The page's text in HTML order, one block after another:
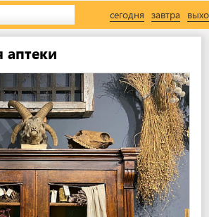
сегодня завтра
аптеки